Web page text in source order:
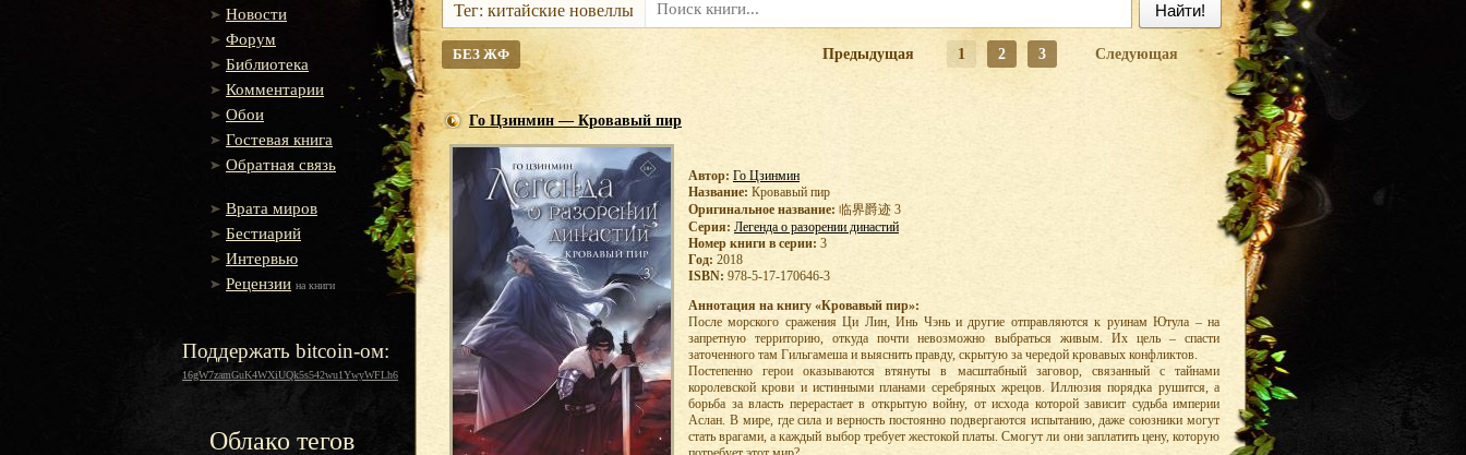
Новости
Форум
Библиотека
Комментарии
Обои
Гостевая книга
Обратная связь
Врата миров
Бестиарий
Интервью
Рецензии на книги
Поддержать bitcoin-ом:
16gW7zamGuK4WXiUQk5s542wu1YwyWFLh6
Облако тегов
Найти!
Тег: китайские новеллы
БЕЗ ЖФ Предыдущая 1 2 3 Следующая
Го Цзинмин — Кровавый пир
Автор: Го Цзинмин
Название: Кровавый пир
Оригинальное название: 临界爵迹 3
Серия: Легенда о разорении династий
Номер книги в серии: 3
Год: 2018
ISBN: 978-5-17-170646-3
Аннотация на книгу «Кровавый пир»:
После морского сражения Ци Лин, Инь Чэнь и другие отправляются к руинам Ютула – на
запретную территорию, откуда почти невозможно выбраться живым. Их цель – спасти
заточенного там Гильгамеша и выяснить правду, скрытую за чередой кровавых конфликтов.
Постепенно герои оказываются втянуты в масштабный заговор, связанный с тайнами
королевской крови и истинными планами серебряных жрецов. Иллюзия порядка рушится, а
борьба за власть перерастает в открытую войну, от исхода которой зависит судьба империи
Аслан. В мире, где сила и верность постоянно подвергаются испытанию, даже союзники могут
стать врагами, а каждый выбор требует жестокой платы. Смогут ли они заплатить цену, которую